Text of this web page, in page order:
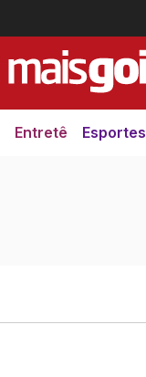
Entretê Esportes